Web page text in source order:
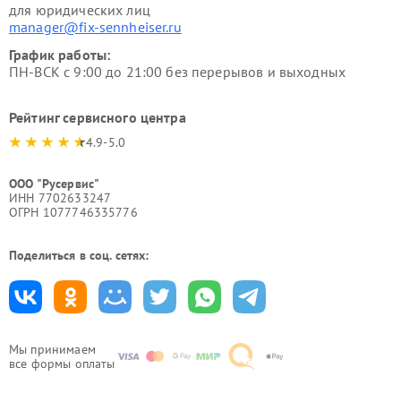
Мы принимаем
все формы оплаты
для юридических лиц
manager@fix-sennheiser.ru
График работы:
ПН-ВСК с 9:00 до 21:00 без перерывов и выходных
Рейтинг сервисного центра
4.9-5.0
ООО "Русервис"
ИНН 7702633247
ОГРН 1077746335776
Поделиться в соц. сетях: